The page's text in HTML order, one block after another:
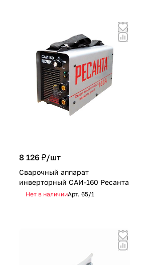
8 126 ₽/шт
Сварочный аппарат
инверторный САИ-160 Ресанта
Нет в наличииАрт.65/1